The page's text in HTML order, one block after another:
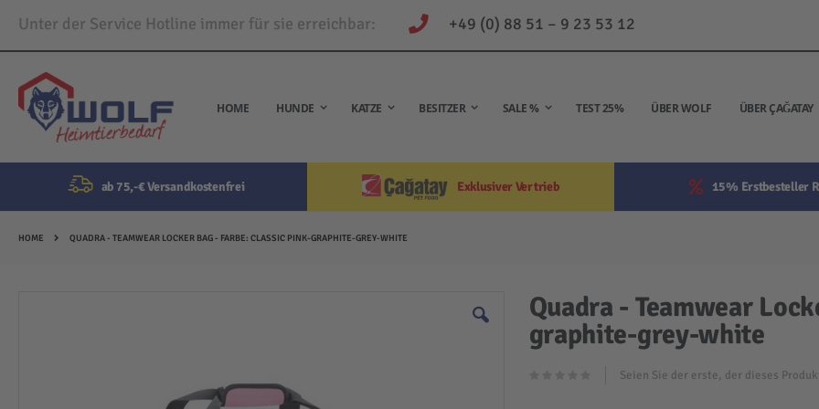
Unter der Service Hotline immer für sie erreichbar: +49 (0) 88 51 – 9 23 53 12
Direkt
zum
Inhalt
HOME HUNDE KATZE BESITZER SALE % TEST 25% ÜBER WOLF ÜBER ÇAĞATAY
ab 75,-€ Versandkostenfrei Exklusiver Vertrieb 15% Erstbesteller
HOME QUADRA - TEAMWEAR LOCKER BAG - FARBE: CLASSIC PINK-GRAPHITE-GREY-WHITE
Quadra - Teamwear
graphite-grey-white
Seien Sie der erste, der dieses